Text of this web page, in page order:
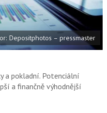
b
o
o
k
u
X
Depositphotos – pressmaster
a pokladní. Potenciální
a finančně výhodnější